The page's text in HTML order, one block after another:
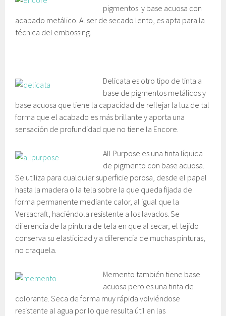
pigmentos y base acuosa con
acabado metálico. Al ser de secado lento, es apta para la
técnica del embossing.
Delicata es otro tipo de tinta a
base de pigmentos metálicos y
base acuosa que tiene la capacidad de reflejar la luz de tal
forma que el acabado es más brillante y aporta una
sensación de profundidad que no tiene la Encore.
All Purpose es una tinta líquida
de pigmento con base acuosa.
Se utiliza para cualquier superficie porosa, desde el papel
hasta la madera o la tela sobre la que queda fijada de
forma permanente mediante calor, al igual que la
Versacraft, haciéndola resistente a los lavados. Se
diferencia de la pintura de tela en que al secar, el tejido
conserva su elasticidad y a diferencia de muchas pinturas,
no craquela.
Memento también tiene base
acuosa pero es una tinta de
colorante. Seca de forma muy rápida volviéndose
resistente al agua por lo que resulta útil en las